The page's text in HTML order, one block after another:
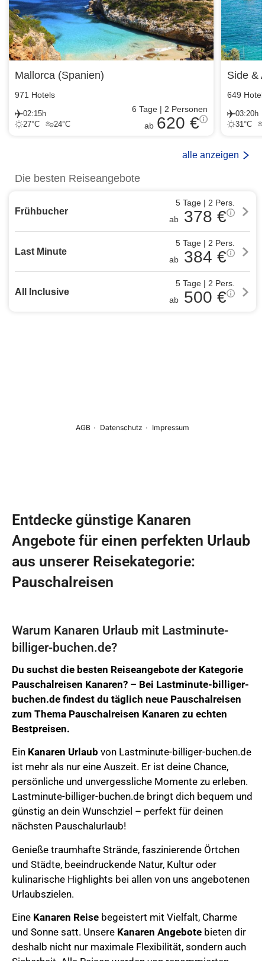
Entdecke günstige Kanaren
Angebote für einen perfekten Urlaub
aus unserer Reisekategorie:
Pauschalreisen
Warum Kanaren Urlaub mit Lastminute-
billiger-buchen.de?
Du suchst die besten Reiseangebote der Kategorie
Pauschalreisen Kanaren? – Bei Lastminute-billiger-
buchen.de findest du täglich neue Pauschalreisen
zum Thema Pauschalreisen Kanaren zu echten
Bestpreisen.
Ein Kanaren Urlaub von Lastminute-billiger-buchen.de
ist mehr als nur eine Auszeit. Er ist deine Chance,
persönliche und unvergessliche Momente zu erleben.
Lastminute-billiger-buchen.de bringt dich bequem und
günstig an dein Wunschziel – perfekt für deinen
nächsten Pauschalurlaub!
Genieße traumhafte Strände, faszinierende Örtchen
und Städte, beeindruckende Natur, Kultur oder
kulinarische Highlights bei allen von uns angebotenen
Urlaubszielen.
Eine Kanaren Reise begeistert mit Vielfalt, Charme
und Sonne satt. Unsere Kanaren Angebote bieten dir
deshalb nicht nur maximale Flexibilität, sondern auch